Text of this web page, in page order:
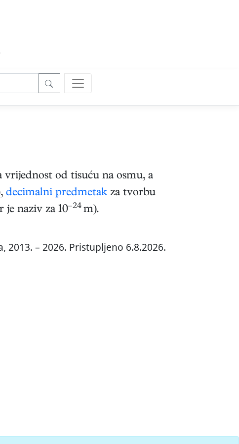
vrijednost od tisuću na osmu, a
decimalni predmetak za tvorbu
naziv za 10–24 m).
2013. – 2026. Pristupljeno 6.8.2026.